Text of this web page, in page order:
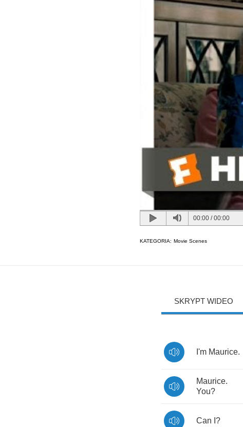
00:00 /00:00
KATEGORIA: Movie Scenes
SKRYPT WIDEO
I'm Maurice.
Maurice.
You?
Can ?